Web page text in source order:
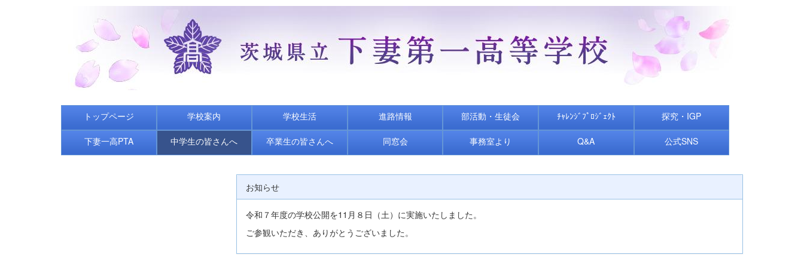
トップページ 学校案内 学校生活 進路情報 部活動・生徒会 ﾁｬﾚﾝｼﾞﾌﾟﾛｼﾞｪｸﾄ 探究・IGP
下妻一高PTA 中学生の皆さんへ 卒業生の皆さんへ 同窓会 事務室より Q&A 公式SNS
お知らせ
令和７年度の学校公開を11月８日（土）に実施いたしました。
ご参観いただき、ありがとうございました。